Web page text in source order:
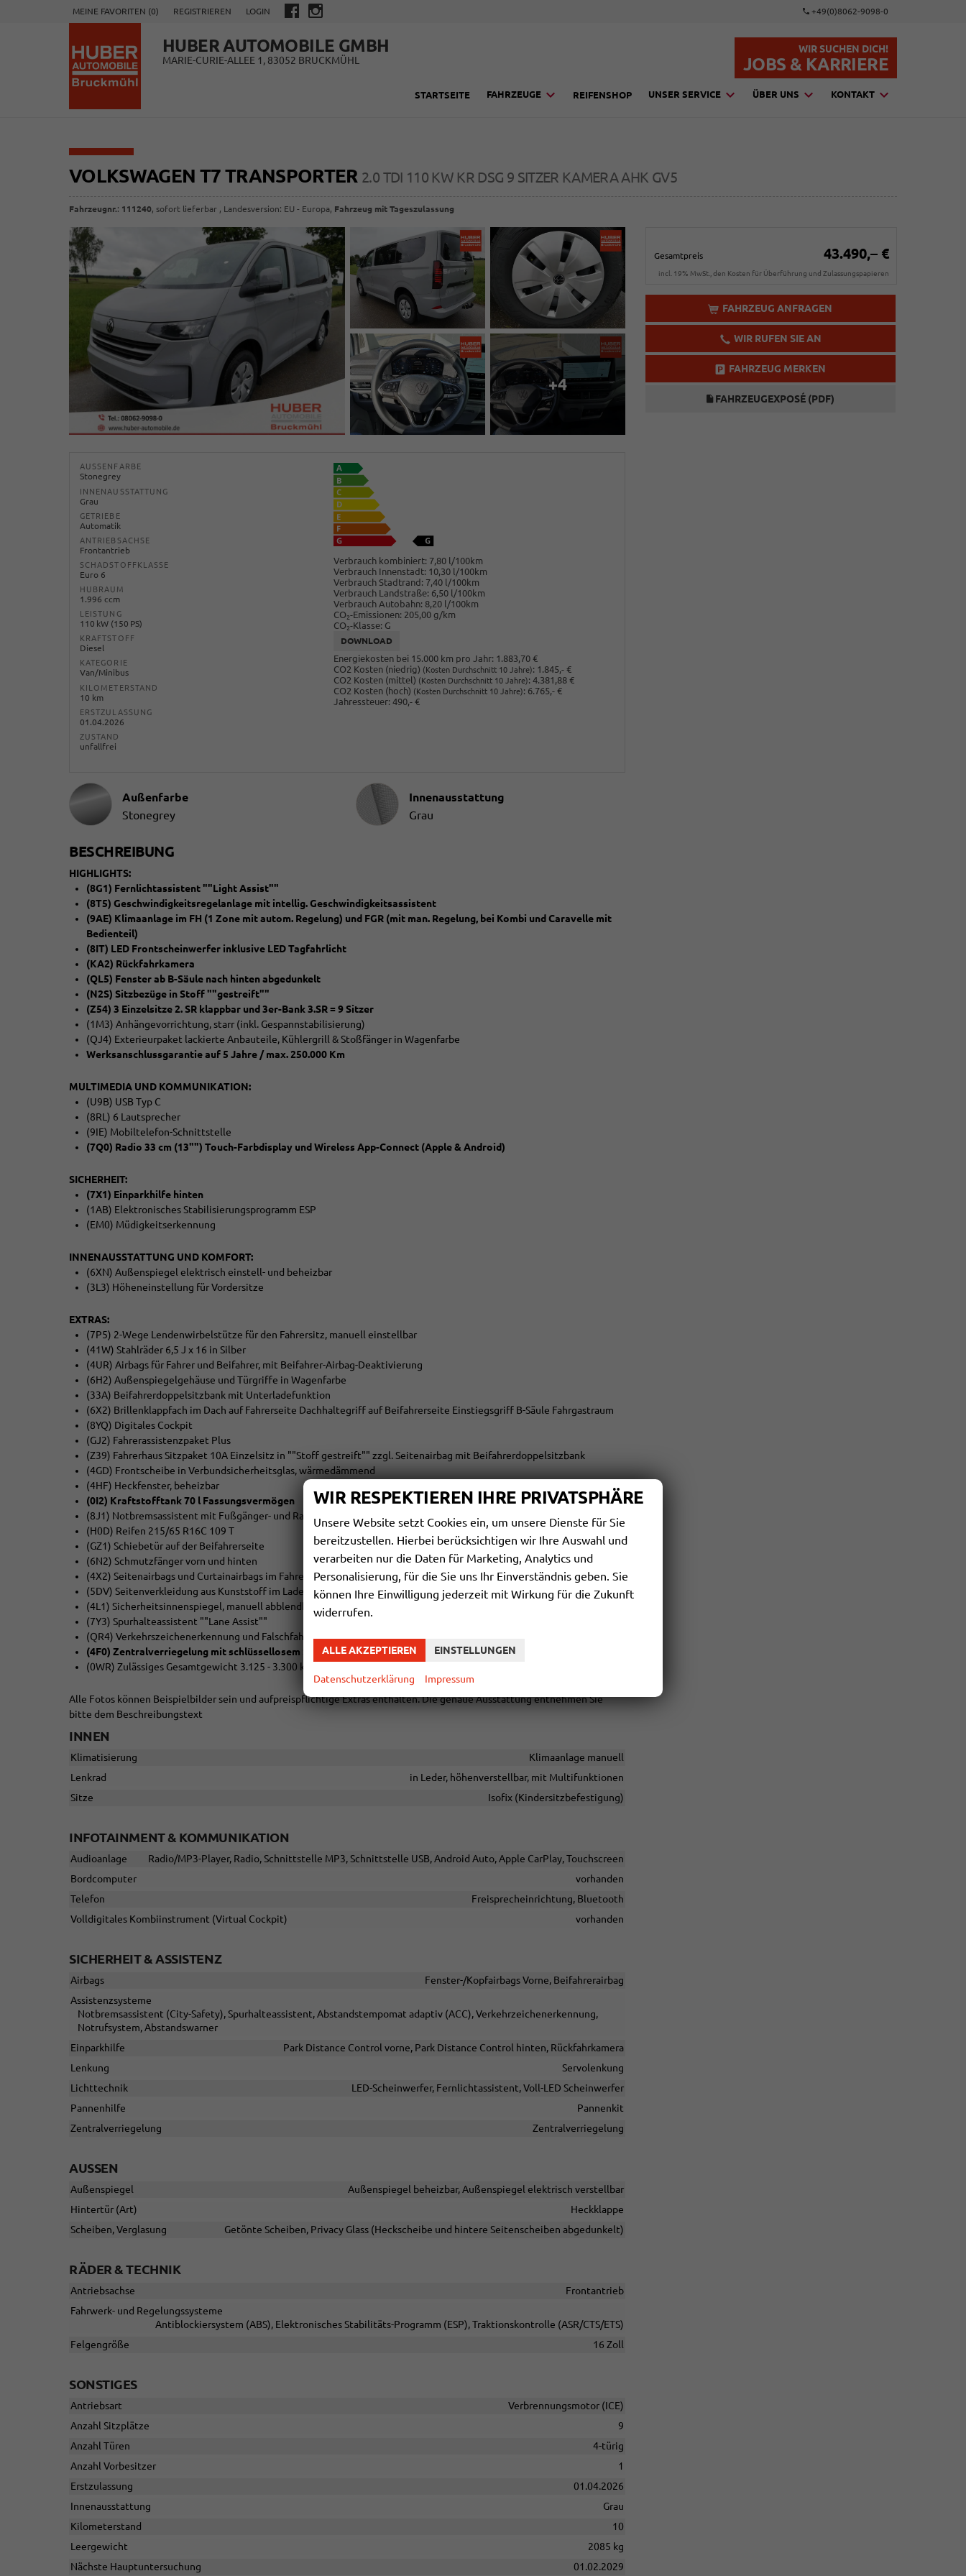
MEINE FAVORITEN (0) REGISTRIEREN LOGIN +49(0)8062-9098-0
HUBER AUTOMOBILE GMBH
MARIE-CURIE-ALLEE 1, 83052 BRUCKMÜHL
WIR SUCHEN DICH!
JOBS & KARRIERE
STARTSEITE FAHRZEUGE REIFENSHOP UNSER SERVICE ÜBER UNS KONTAKT
VOLKSWAGEN T7 TRANSPORTER 2.0 TDI 110 KW KR DSG 9 SITZER KAMERA AHK GV5
Fahrzeugnr.: 111240, sofort lieferbar , Landesversion: EU - Europa, Fahrzeug mit Tageszulassung
Gesamtpreis 43.490,– €
incl. 19% MwSt., den Kosten für Überführung und Zulassungspapieren
FAHRZEUG ANFRAGEN
WIR RUFEN SIE AN
FAHRZEUG MERKEN
FAHRZEUGEXPOSÉ (PDF)
+4
AUSSENFARBE
Stonegrey
INNENAUSSTATTUNG
Grau
GETRIEBE
Automatik
ANTRIEBSACHSE
Frontantrieb
SCHADSTOFFKLASSE
Euro 6
HUBRAUM
1.996 ccm
LEISTUNG
110 kW (150 PS)
KRAFTSTOFF
Diesel
KATEGORIE
Van/Minibus
KILOMETERSTAND
10 km
ERSTZULASSUNG
01.04.2026
ZUSTAND
unfallfrei
Verbrauch kombiniert: 7,80 l/100km
Verbrauch Innenstadt: 10,30 l/100km
Verbrauch Stadtrand: 7,40 l/100km
Verbrauch Landstraße: 6,50 l/100km
Verbrauch Autobahn: 8,20 l/100km
CO2-Emissionen: 205,00 g/km
CO2-Klasse: G
DOWNLOAD
Energiekosten bei 15.000 km pro Jahr: 1.883,70 €
CO2 Kosten (niedrig) (Kosten Durchschnitt 10 Jahre): 1.845,- €
CO2 Kosten (mittel) (Kosten Durchschnitt 10 Jahre): 4.381,88 €
CO2 Kosten (hoch) (Kosten Durchschnitt 10 Jahre): 6.765,- €
Jahressteuer: 490,- €
Außenfarbe
Stonegrey
Innenausstattung
Innenausstattung
Grau
BESCHREIBUNG
HIGHLIGHTS:
(8G1) Fernlichtassistent ""Light Assist""
(8T5) Geschwindigkeitsregelanlage mit intellig. Geschwindigkeitsassistent
(9AE) Klimaanlage im FH (1 Zone mit autom. Regelung) und FGR (mit man. Regelung, bei Kombi und Caravelle mit
Bedienteil)
(8IT) LED Frontscheinwerfer inklusive LED Tagfahrlicht
(KA2) Rückfahrkamera
(QL5) Fenster ab B-Säule nach hinten abgedunkelt
(N2S) Sitzbezüge in Stoff ""gestreift""
(Z54) 3 Einzelsitze 2. SR klappbar und 3er-Bank 3.SR = 9 Sitzer
(1M3) Anhängevorrichtung, starr (inkl. Gespannstabilisierung)
(QJ4) Exterieurpaket lackierte Anbauteile, Kühlergrill & Stoßfänger in Wagenfarbe
Werksanschlussgarantie auf 5 Jahre / max. 250.000 Km
MULTIMEDIA UND KOMMUNIKATION:
(U9B) USB Typ C
(8RL) 6 Lautsprecher
(9IE) Mobiltelefon-Schnittstelle
(7Q0) Radio 33 cm (13"") Touch-Farbdisplay und Wireless App-Connect (Apple & Android)
SICHERHEIT:
(7X1) Einparkhilfe hinten
(1AB) Elektronisches Stabilisierungsprogramm ESP
(EM0) Müdigkeitserkennung
INNENAUSSTATTUNG UND KOMFORT:
(6XN) Außenspiegel elektrisch einstell- und beheizbar
(3L3) Höheneinstellung für Vordersitze
EXTRAS:
(7P5) 2-Wege Lendenwirbelstütze für den Fahrersitz, manuell einstellbar
(41W) Stahlräder 6,5 J x 16 in Silber
(4UR) Airbags für Fahrer und Beifahrer, mit Beifahrer-Airbag-Deaktivierung
(6H2) Außenspiegelgehäuse und Türgriffe in Wagenfarbe
(33A) Beifahrerdoppelsitzbank mit Unterladefunktion
(6X2) Brillenklappfach im Dach auf Fahrerseite Dachhaltegriff auf Beifahrerseite Einstiegsgriff B-Säule Fahrgastraum
(8YQ) Digitales Cockpit
(GJ2) Fahrerassistenzpaket Plus
(Z39) Fahrerhaus Sitzpaket 10A Einzelsitz in ""Stoff gestreift"" zzgl. Seitenairbag mit Beifahrerdoppelsitzbank
(4GD) Frontscheibe in Verbundsicherheitsglas, wärmedämmend
(4HF) Heckfenster, beheizbar
(0I2) Kraftstofftank 70 l Fassungsvermögen
(8J1) Notbremsassistent mit Fußgänger- und Radfahrererkennung mit Ausweichunterstützung & Abbiegeassistent
(H0D) Reifen 215/65 R16C 109 T
(GZ1) Schiebetür auf der Beifahrerseite
(6N2) Schmutzfänger vorn und hinten
(4X2) Seitenairbags und Curtainairbags im Fahrerhaus und Curtainairbags im Fahrgastraum
(5DV) Seitenverkleidung aus Kunststoff im Laderaum, halbe Höhe
(4L1) Sicherheitsinnenspiegel, manuell abblendbar
(7Y3) Spurhalteassistent ""Lane Assist""
(QR4) Verkehrszeichenerkennung und Falschfahrwarnung
(4F0) Zentralverriegelung mit schlüssellosem Startsystem ""Keyless Start""
(0WR) Zulässiges Gesamtgewicht 3.125 - 3.300 kg
Alle Fotos können Beispielbilder sein und aufpreispflichtige Extras enthalten. Die genaue Ausstattung entnehmen Sie
bitte dem Beschreibungstext
INNEN
Klimatisierung
Klimaanlage manuell
Lenkrad
in Leder, höhenverstellbar, mit Multifunktionen
Sitze
Isofix (Kindersitzbefestigung)
INFOTAINMENT & KOMMUNIKATION
Audioanlage
Radio/MP3-Player, Radio, Schnittstelle MP3, Schnittstelle USB, Android Auto, Apple CarPlay, Touchscreen
Bordcomputer
vorhanden
Telefon
Freisprecheinrichtung, Bluetooth
Volldigitales Kombiinstrument (Virtual Cockpit)
vorhanden
SICHERHEIT & ASSISTENZ
Airbags
Fenster-/Kopfairbags Vorne, Beifahrerairbag
Assistenzsysteme
Notbremsassistent (City-Safety), Spurhalteassistent, Abstandstempomat adaptiv (ACC), Verkehrzeichenerkennung,
Notrufsystem, Abstandswarner
Einparkhilfe
Park Distance Control vorne, Park Distance Control hinten, Rückfahrkamera
Lenkung
Servolenkung
Lichttechnik
LED-Scheinwerfer, Fernlichtassistent, Voll-LED Scheinwerfer
Pannenhilfe
Pannenkit
Zentralverriegelung
Zentralverriegelung
AUSSEN
Außenspiegel
Außenspiegel beheizbar, Außenspiegel elektrisch verstellbar
Hintertür (Art)
Heckklappe
Scheiben, Verglasung
Getönte Scheiben, Privacy Glass (Heckscheibe und hintere Seitenscheiben abgedunkelt)
RÄDER & TECHNIK
Antriebsachse
Frontantrieb
Fahrwerk- und Regelungssysteme
Antiblockiersystem (ABS), Elektronisches Stabilitäts-Programm (ESP), Traktionskontrolle (ASR/CTS/ETS)
Felgengröße
16 Zoll
SONSTIGES
Antriebsart
Verbrennungsmotor (ICE)
Anzahl Sitzplätze
9
Anzahl Türen
4-türig
Anzahl Vorbesitzer
1
Erstzulassung
01.04.2026
Innenausstattung
Grau
Kilometerstand
10
Leergewicht
2085 kg
Nächste Hauptuntersuchung
01.02.2029
WIR RESPEKTIEREN IHRE PRIVATSPHÄRE
Unsere Website setzt Cookies ein, um unsere Dienste für Sie
bereitzustellen. Hierbei berücksichtigen wir Ihre Auswahl und
verarbeiten nur die Daten für Marketing, Analytics und
Personalisierung, für die Sie uns Ihr Einverständnis geben. Sie
können Ihre Einwilligung jederzeit mit Wirkung für die Zukunft
widerrufen.
ALLE AKZEPTIEREN EINSTELLUNGEN
Datenschutzerklärung Impressum